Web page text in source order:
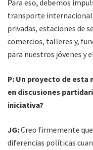
Para eso, debemos
transporte
privadas, estaciones de
comercios, talleres y,
para nuestros jóvenes y
P: Un proyecto de
en discusiones
iniciativa?
JG:Creo firmemente
diferencias políticas